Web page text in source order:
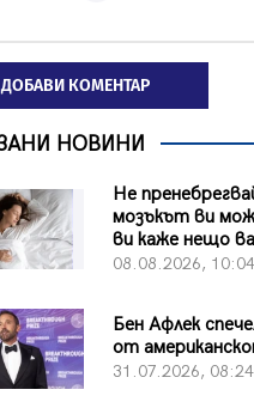
ДОБАВИ КОМЕНТАР
НОВИНИ
Не
мозъкът ви
ви каже нещо
08.08.2026,
Бен Афлек
от
31.07.2026,